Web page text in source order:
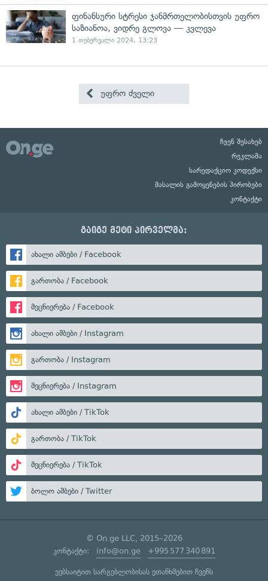
ფინანსური სტრესი ჯანმრთელობისთვის უფრო
საზიანოა, ვიდრე გლოვა — კვლევა
1 თებერვალი 2024, 13:23
უფრო ძველი
ჩვენ შესახებ
რეკლამა
სარედაქციო კოდექსი
მასალის გამოყენების პირობები
კონტაქტი
გაიგე მეტი პირველმა:
ახალი ამბები / Facebook
გართობა / Facebook
მეცნიერება / Facebook
ახალი ამბები / Instagram
გართობა / Instagram
მეცნიერება / Instagram
ახალი ამბები / TikTok
გართობა / TikTok
მეცნიერება / TikTok
ბოლო ამბები / Twitter
© On.ge LLC, 2015–2026
კონტაქტი: info@on.ge +995 577 340 891
ვებსაიტით სარგებლობისას ეთანხმებით ჩვენს